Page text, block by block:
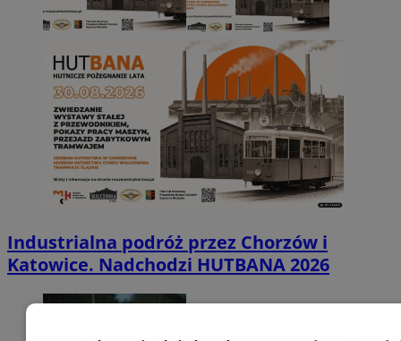
Industrialna podróż przez Chorzów i
Katowice. Nadchodzi HUTBANA 2026